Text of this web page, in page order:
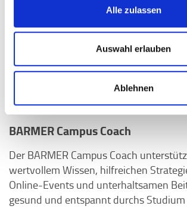
Alle zulassen
Auswahl erlauben
Ablehnen
BARMER Campus Coach
Der BARMER Campus Coach
wertvollem Wissen, hilfreichen
Online-Events und unterhaltsamen
gesund und entspannt durchs